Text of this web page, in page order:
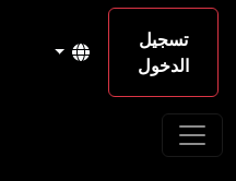
تسجيل
الدخول